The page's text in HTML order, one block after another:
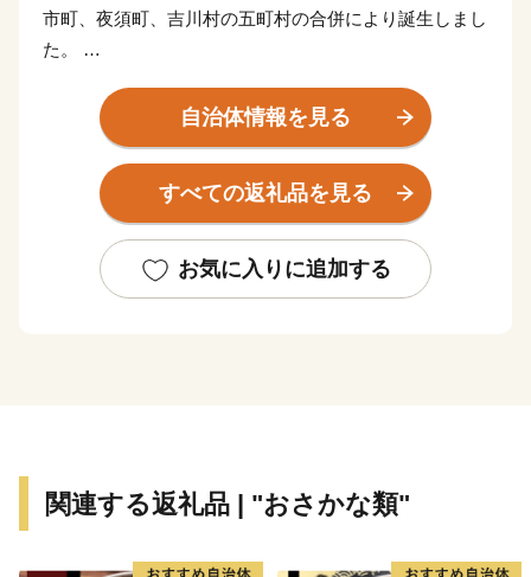
市町、夜須町、吉川村の五町村の合併により誕生しまし
た。
山地部からなり、市内を物部川、香宗川などが流れ、美
しい水と緑に包まれた元気で豊かなまちです。
香南市へのご寄附、誠にありがとうございます！
いたします♪
自治体情報を見る
すべての返礼品を見る
お気に入りに追加する
関連する返礼品 | "おさかな類"